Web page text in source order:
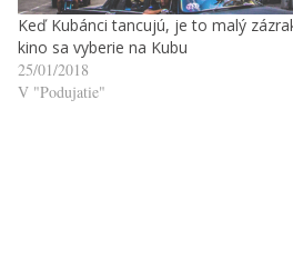
Keď Kubánci tancujú, je to malý
kino sa vyberie na Kubu
25/01/2018
V "Podujatie"